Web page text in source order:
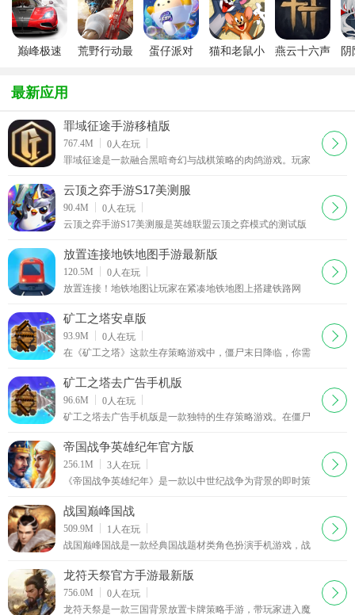
巅峰极速
版
荒野行动最
蛋仔派对
猫和老鼠小
燕云十六声
阴
最新应用
罪域征途手游移植版
767.4M 0 人在玩
罪域征途是一款融合黑暗奇幻与战棋策略的肉鸽游戏。玩家
运。以回合制战棋为核心，每步行动都关键。游戏有独特罪
恶系统，选择影响故事与战局。地图丰富，环境互动重要。
注重玩家与势力互动，有联盟对抗。战斗系统复杂，单位多
样。时间加剧压力，肉鸽元素让每次游戏独特，玩家在挑战
下载
云顶之弈手游S17美测服
90.4M 0 人在玩
云顶之弈手游S17美测服是英雄联盟云顶之弈模式的测试版
式服体验最新的测试内容，包含最新的弈字，羁绊，海
下载
放置连接地铁地图手游最新版
120.5M 0 人在玩
放置连接！地铁地图让玩家在紧凑地铁地图上搭建铁路网
车站满足乘客需求，引入新列车提高运力并再投资收益，新
增线路扩大网络。要进行车站间铁路连接，探索未知区域，
升级车站提效，用多列车增加收入，实现利润最大化。战略
规划优化网络至关重要，还能与其他大亨竞争，积累财富完
下载
矿工之塔安卓版
93.9M 0 人在玩
在《矿工之塔》这款生存策略游戏中，僵尸末日降临，你需
尸侵袭。要深入挖掘获取资源，建造城墙、陷阱和武器，升
级工具与防御工事。面对不断袭来的僵尸，运用采矿技能和
战略建造，使用武器和陷阱击退它们。平衡采矿与防御，不
断升级发展，解锁更好的工具、武器和防御工事，在这充满
下载
矿工之塔去广告手机版
96.6M 0 人在玩
矿工之塔去广告手机版是一款独特的生存策略游戏。在僵尸
用于建造城墙、陷阱和武器，升级工具与防御工事抵
下载
帝国战争英雄纪年官方版
256.1M 3 人在玩
《帝国战争英雄纪年》是一款以中世纪战争为背景的即时策
周边的资源，并在战争中俘虏地方的英雄收为己用。培养并
装备你的英雄，指挥他带领军队作战，更有自由交易所，资
源随意买卖主力玩家补强
下载
战国巅峰国战
509.9M 1 人在玩
战国巅峰国战是一款经典国战题材类角色扮演手机游戏，战
职业、角色可供选择，特色技能随心搭配，更有丰富
下载
龙符天祭官方手游最新版
756.0M 0 人在玩
龙符天祭是一款三国背景放置卡牌策略手游，带玩家进入魔
下载